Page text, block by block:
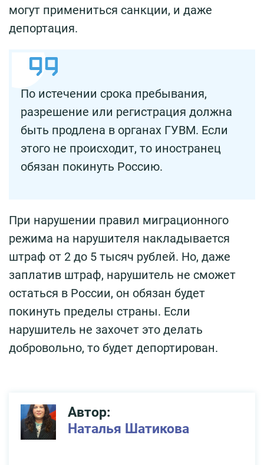
могут примениться санкции, и даже
депортация.
По истечении срока пребывания,
разрешение или регистрация должна
быть продлена в органах ГУВМ. Если
этого не происходит, то иностранец
обязан покинуть Россию.
При нарушении правил миграционного
режима на нарушителя накладывается
штраф от 2 до 5 тысяч рублей. Но, даже
заплатив штраф, нарушитель не сможет
остаться в России, он обязан будет
покинуть пределы страны. Если
нарушитель не захочет это делать
добровольно, то будет депортирован.
Автор:
Наталья Шатикова